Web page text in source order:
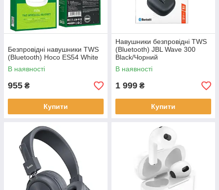
Безпровідні навушники TWS
(Bluetooth) Hoco ES54 White
В наявності
955 ₴
Купити
Навушники безпровідні TWS
(Bluetooth) JBL Wave 300
Black/Чорний
JBLW300TWSBLK
В наявності
1 999 ₴
Купити